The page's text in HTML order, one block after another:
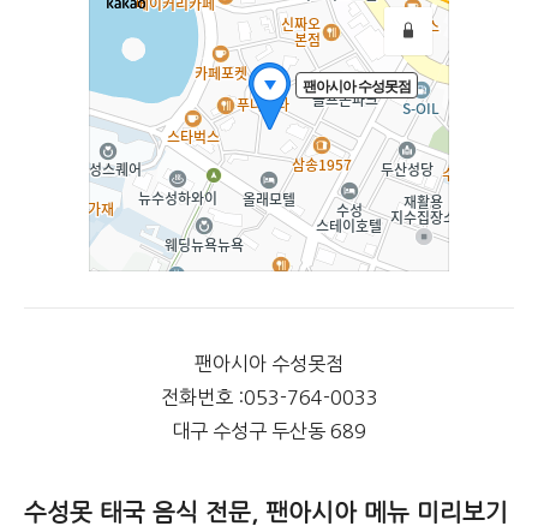
팬아시아 수성못점
전화번호 :053-764-0033
대구 수성구 두산동 689
수성못 태국 음식 전문, 팬아시아 메뉴 미리보기